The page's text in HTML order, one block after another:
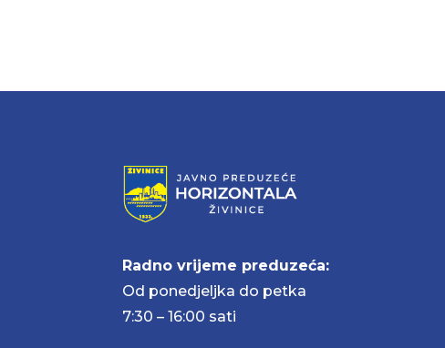
Radno vrijeme preduzeća:
Od ponedjeljka do petka
7:30 – 16:00 sati